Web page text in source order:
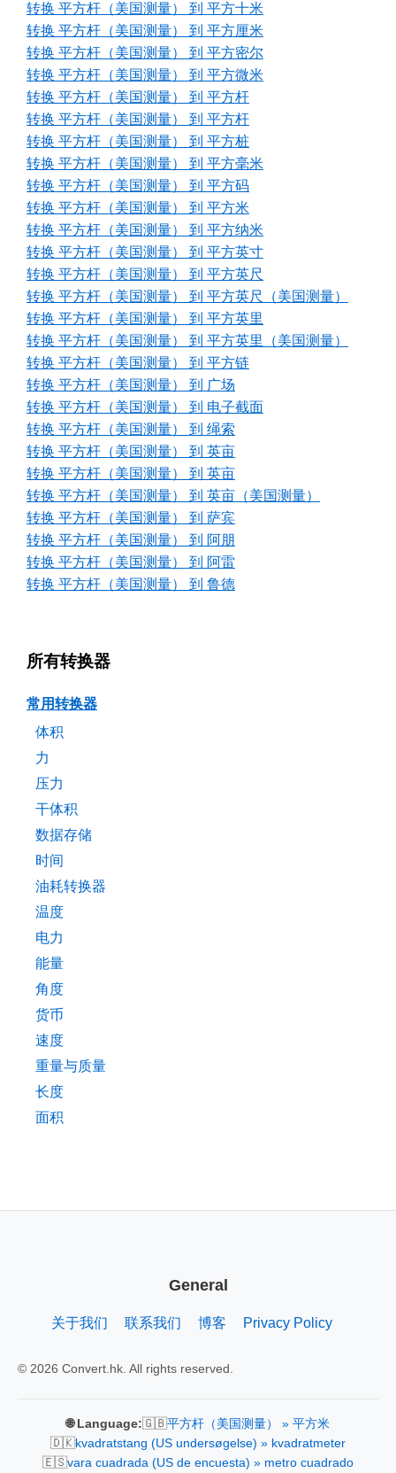
转换 平方杆（美国测量） 到 平方十米
转换 平方杆（美国测量） 到 平方厘米
转换 平方杆（美国测量） 到 平方密尔
转换 平方杆（美国测量） 到 平方微米
转换 平方杆（美国测量） 到 平方杆
转换 平方杆（美国测量） 到 平方杆
转换 平方杆（美国测量） 到 平方桩
转换 平方杆（美国测量） 到 平方毫米
转换 平方杆（美国测量） 到 平方码
转换 平方杆（美国测量） 到 平方米
转换 平方杆（美国测量） 到 平方纳米
转换 平方杆（美国测量） 到 平方英寸
转换 平方杆（美国测量） 到 平方英尺
转换 平方杆（美国测量） 到 平方英尺（美国测量）
转换 平方杆（美国测量） 到 平方英里
转换 平方杆（美国测量） 到 平方英里（美国测量）
转换 平方杆（美国测量） 到 平方链
转换 平方杆（美国测量） 到 广场
转换 平方杆（美国测量） 到 电子截面
转换 平方杆（美国测量） 到 绳索
转换 平方杆（美国测量） 到 英亩
转换 平方杆（美国测量） 到 英亩
转换 平方杆（美国测量） 到 英亩（美国测量）
转换 平方杆（美国测量） 到 萨宾
转换 平方杆（美国测量） 到 阿朋
转换 平方杆（美国测量） 到 阿雷
转换 平方杆（美国测量） 到 鲁德
所有转换器
常用转换器
体积
力
压力
干体积
数据存储
时间
油耗转换器
温度
电力
能量
角度
货币
速度
重量与质量
长度
面积
General
关于我们 联系我们 博客 Privacy Policy
© 2026 Convert.hk. All rights reserved.
🌐 Language:🇬🇧平方杆（美国测量） » 平方米
🇩🇰kvadratstang (US undersøgelse) » kvadratmeter
🇪🇸vara cuadrada (US de encuesta) » metro cuadrado